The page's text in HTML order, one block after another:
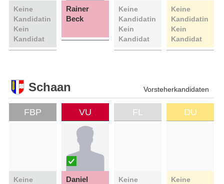
Keine
Kandidatin
Kein
Kandidat
Rainer
Beck
Keine
Kandidatin
Kein
Kandidat
Keine
Kandidatin
Kein
Kandidat
Schaan Vorsteherkandidaten
FBP
Keine
VU
Daniel
FL
Keine
DU
Keine